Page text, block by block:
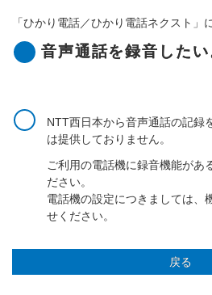
「ひかり電話／ひかり電話ネクスト 」
音声通話を録音したい
NTT西日本から音声通話の記録
は提供しておりません。
ご利用の電話機に録音機能があ
ださい。
電話機の設定につきましては、
せください。
戻る